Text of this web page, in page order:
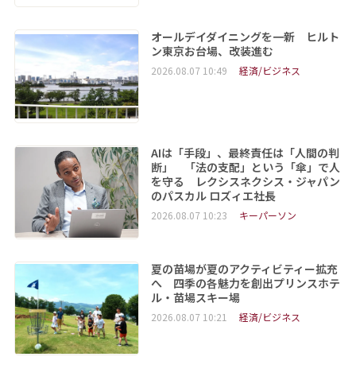
オールデイダイニングを一新 ヒルト
ン東京お台場、改装進む
2026.08.07 10:49 経済/ビジネス
AIは「手段」、最終責任は「人間の判
断」 「法の支配」という「傘」で人
を守る レクシスネクシス・ジャパン
のパスカル ロズィエ社長
2026.08.07 10:23 キーパーソン
夏の苗場が夏のアクティビティー拡充
へ 四季の各魅力を創出プリンスホテ
ル・苗場スキー場
2026.08.07 10:21 経済/ビジネス